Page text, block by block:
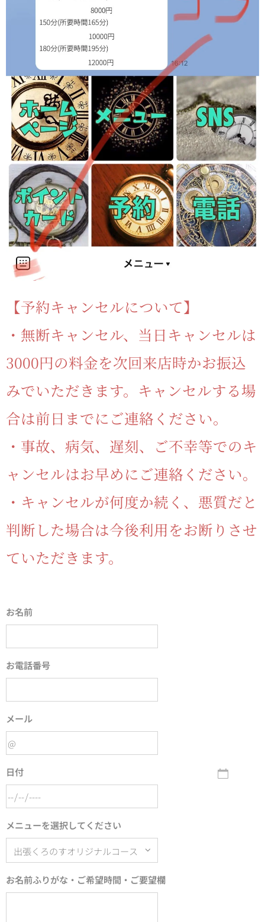
【予約キャンセルについて】
・無断キャンセル、当日キャンセルは
3000円の料金を次回来店時かお振込
みでいただきます。キャンセルする場
合は前日までにご連絡ください。
・事故、病気、遅刻、ご不幸等でのキ
ャンセルはお早めにご連絡ください。
・キャンセルが何度か続く、悪質だと
判断した場合は今後利用をお断りさせ
ていただきます。
お名前
お電話番号
メール
日付
メニューを選択してください
お名前ふりがな・ご希望時間・ご要望欄